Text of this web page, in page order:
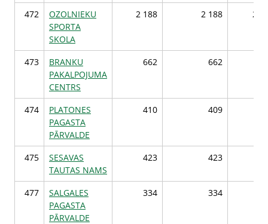
472
OZOLNIEKU
SPORTA
SKOLA
2 188 2 188 2
473
BRANKU
PAKALPOJUMA
CENTRS
662 662
474
PLATONES
PAGASTA
PĀRVALDE
410 409
475
SESAVAS
TAUTAS NAMS
423 423
477
SALGALES
PAGASTA
PĀRVALDE
334 334